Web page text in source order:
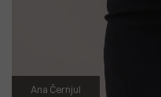
Ana Černjul